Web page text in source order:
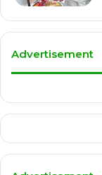
Advertisement